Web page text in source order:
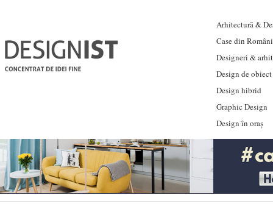
Arhitectură &
Case din
Designeri &
Design de obiect
Design hibrid
Graphic Design
Design în oraș